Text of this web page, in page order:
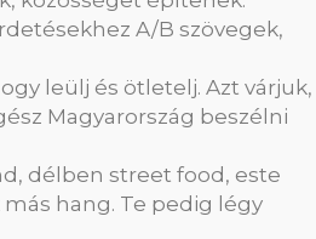
A/B szövegek,
leülj és ötletelj. Azt várjuk,
Magyarország beszélni
délben street food, este
hang. Te pedig légy